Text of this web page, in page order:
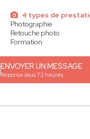
4 types de
Photographie
Retouche photo
Formation
ENVOYER UN MESSAGE
Réponse sous 72 heures